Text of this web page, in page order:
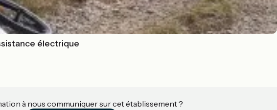
électrique
à nous communiquer sur cet établissement ?